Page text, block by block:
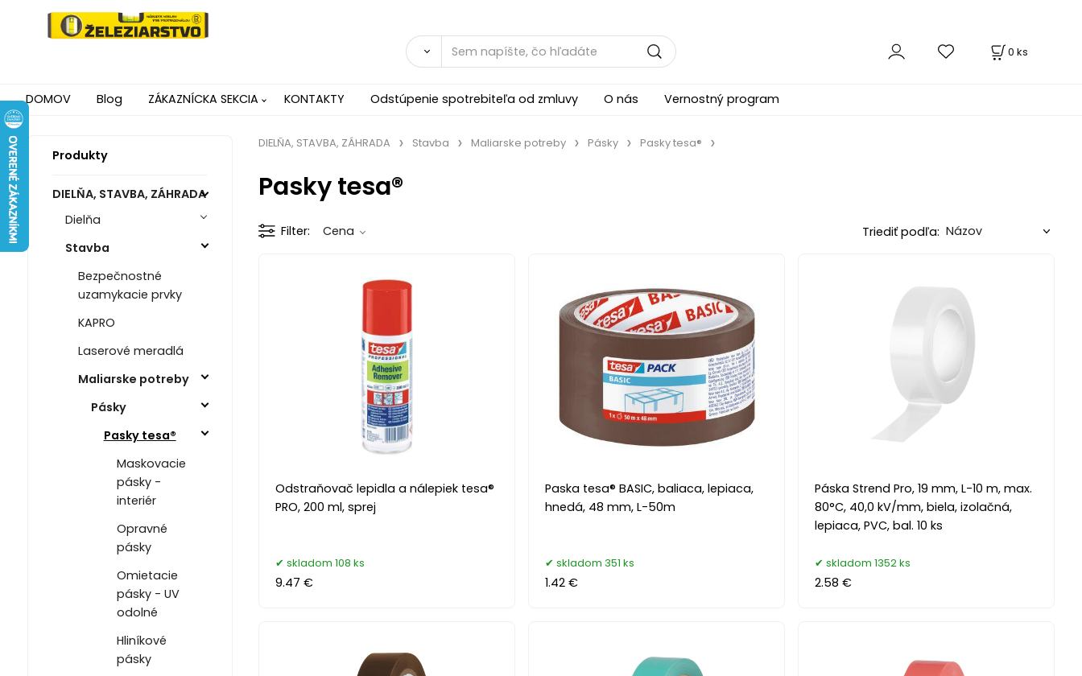
0 ks
DOMOV Blog ZÁKAZNÍCKA SEKCIA KONTAKTY Odstúpenie spotrebiteľa od zmluvy O nás Vernostný program
Produkty
DIELŇA, STAVBA, ZÁHRADA
Dielňa
Stavba
Bezpečnostné
uzamykacie prvky
KAPRO
Laserové meradlá
Maliarske potreby
Pásky
Pasky tesa®
Maskovacie
pásky -
interiér
Opravné
pásky
Omietacie
pásky - UV
odolné
Hliníkové
pásky
DIELŇA, STAVBA, ZÁHRADA Stavba Maliarske potreby Pásky Pasky tesa®
Pasky tesa®
Filter Cena Triediť podľa:
Odstraňovač lepidla a nálepiek tesa®
PRO, 200 ml, sprej
skladom 108 ks
9.47 €
Paska tesa® BASIC, baliaca, lepiaca,
hnedá, 48 mm, L-50m
skladom 351 ks
1.42 €
Páska Strend Pro, 19 mm, L-10 m, max.
80°C, 40,0 kV/mm, biela, izolačná,
lepiaca, PVC, bal. 10 ks
skladom 1352 ks
2.58 €